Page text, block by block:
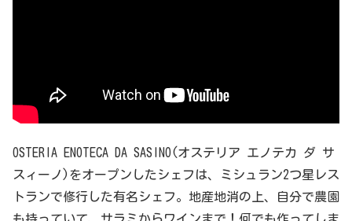
OSTERIA ENOTECA DA SASINO(オステリア エノテカ ダ サ
スィーノ)をオープンしたシェフは、ミシュラン2つ星レス
トランで修行した有名シェフ。地産地消の上、自分で農園
も持っていて、サラミからワインまで！何でも作ってしま